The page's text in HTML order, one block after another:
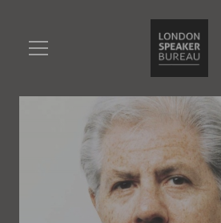
Carl Bernstein
US-Reporterlegende
+49 721 9209 8228